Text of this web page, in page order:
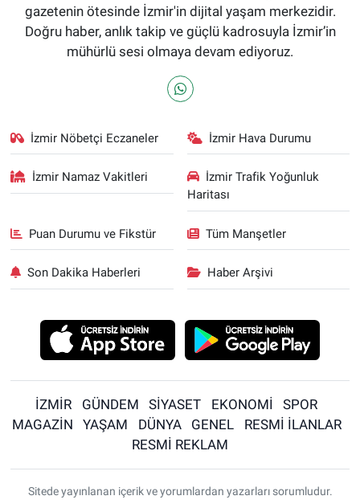
gazetenin ötesinde İzmir'in dijital yaşam merkezidir.
Doğru haber, anlık takip ve güçlü kadrosuyla İzmir’in
mühürlü sesi olmaya devam ediyoruz.
İzmir Nöbetçi Eczaneler İzmir Hava Durumu
İzmir Namaz Vakitleri
İzmir Trafik Yoğunluk
Haritası
Puan Durumu ve Fikstür Tüm Manşetler
Son Dakika Haberleri Haber Arşivi
İZMİR GÜNDEM SİYASET EKONOMİ
SPOR
MAGAZİN
YAŞAM DÜNYA GENEL
RESMİ İLANLAR
RESMİ REKLAM
Sitede yayınlanan içerik ve yorumlardan yazarları sorumludur.